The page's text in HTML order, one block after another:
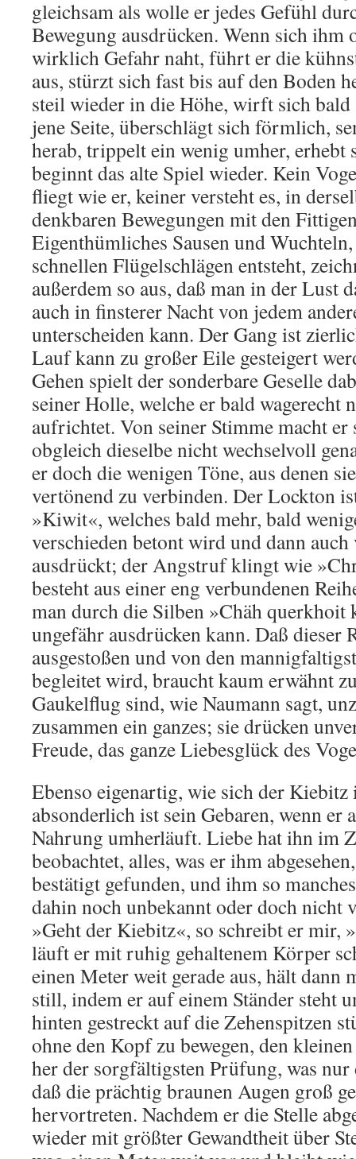
gleichsam als wolle er jedes Gefühl
Bewegung ausdrücken. Wenn sich ihm
wirklich Gefahr naht, führt er die
aus, stürzt sich fast bis auf den Boden
steil wieder in die Höhe, wirft sich bald
jene Seite, überschlägt sich förmlich,
herab, trippelt ein wenig umher, erhebt
beginnt das alte Spiel wieder. Kein
fliegt wie er, keiner versteht es, in
denkbaren Bewegungen mit den
Eigenthümliches Sausen und
schnellen Flügelschlägen entsteht,
außerdem so aus, daß man in der Lust
auch in finsterer Nacht von jedem
unterscheiden kann. Der Gang ist
Lauf kann zu großer Eile gesteigert
Gehen spielt der sonderbare Geselle
seiner Holle, welche er bald wagerecht
aufrichtet. Von seiner Stimme macht
obgleich dieselbe nicht wechselvoll
er doch die wenigen Töne, aus denen
vertönend zu verbinden. Der Lockton
»Kiwit«, welches bald mehr, bald
verschieden betont wird und dann auch
ausdrückt; der Angstruf klingt wie
besteht aus einer eng verbundenen
man durch die Silben »Chäh
ungefähr ausdrücken kann. Daß dieser
ausgestoßen und von den
begleitet wird, braucht kaum erwähnt
Gaukelflug sind, wie Naumann sagt,
zusammen ein ganzes; sie drücken
Freude, das ganze Liebesglück des
Ebenso eigenartig, wie sich der Kiebitz
absonderlich ist sein Gebaren, wenn er
Nahrung umherläuft. Liebe hat ihn im
beobachtet, alles, was er ihm
bestätigt gefunden, und ihm so
dahin noch unbekannt oder doch nicht
»Geht der Kiebitz«, so schreibt er mir,
läuft er mit ruhig gehaltenem Körper
einen Meter weit gerade aus, hält dann
still, indem er auf einem Ständer steht
hinten gestreckt auf die Zehenspitzen
ohne den Kopf zu bewegen, den
her der sorgfältigsten Prüfung, was
daß die prächtig braunen Augen groß
hervortreten. Nachdem er die Stelle
wieder mit größter Gewandtheit über